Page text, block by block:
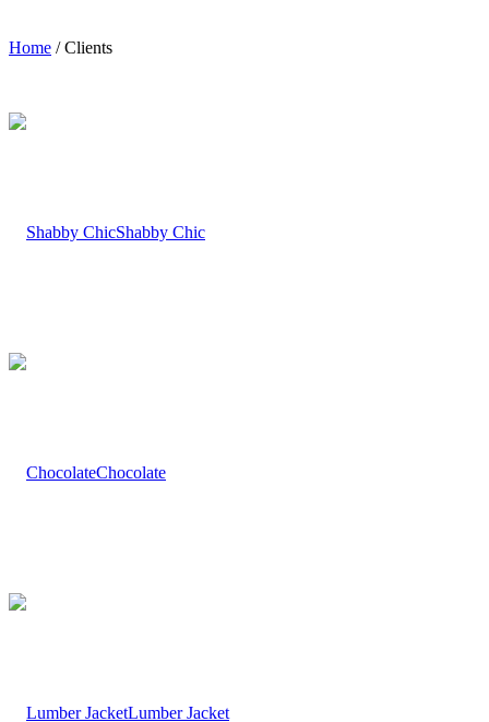
Home /Clients
Shabby Chic
Chocolate
Lumber Jacket